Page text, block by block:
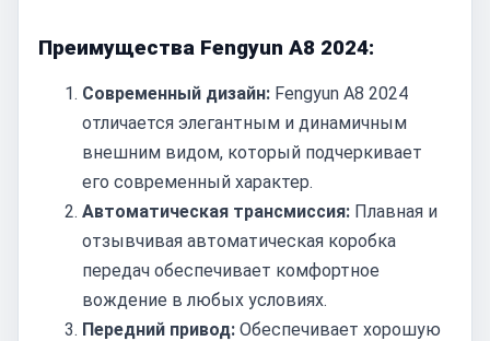
Преимущества Fengyun A8 2024:
Современный дизайн: Fengyun A8 2024
отличается элегантным и динамичным
внешним видом, который подчеркивает
его современный характер.
Автоматическая трансмиссия: Плавная и
отзывчивая автоматическая коробка
передач обеспечивает комфортное
вождение в любых условиях.
Передний привод: Обеспечивает хорошую